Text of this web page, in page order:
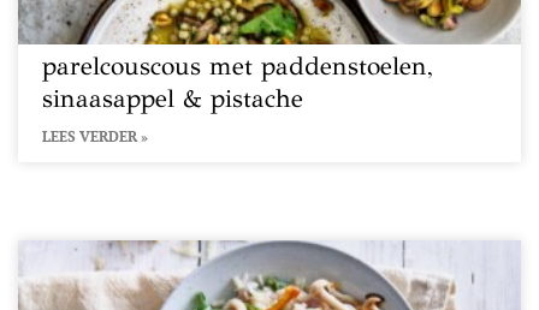
parelcouscous met paddenstoelen,
sinaasappel & pistache
LEES VERDER »